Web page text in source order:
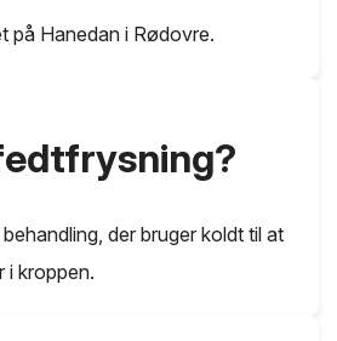
på Hanedan i Rødovre.
der bruger koldt til at
i kroppen.